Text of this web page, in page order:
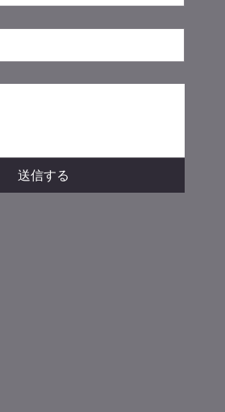
送信する